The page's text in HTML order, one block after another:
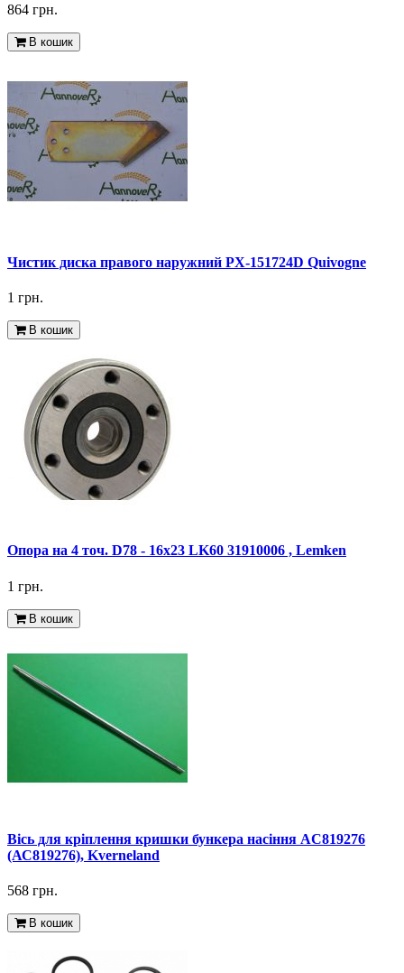
864 грн.
В кошик
Чистик диска правого наружний PX-151724D Quivogne
1 грн.
В кошик
Опора на 4 точ. D78 - 16x23 LK60 31910006 , Lemken
1 грн.
В кошик
Вісь для кріплення кришки бункера насіння AC819276
(АС819276), Kverneland
568 грн.
В кошик